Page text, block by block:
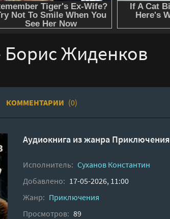
Борис Жиденков
КОММЕНТАРИИ (0)
Аудиокнига из жанра Приключения
Исполнитель: Суханов Константин
Добавлено: 17-05-2026, 11:00
Жанр: Приключения
Просмотров: 89